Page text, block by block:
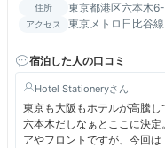
住所 東京都港区六本木
アクセス 東京メトロ日比谷
宿泊した人の口コミ
Hotel Stationery
東京も大阪もホテルが高騰
六本木だしなぁとここに決
アやフロントですが、今回は